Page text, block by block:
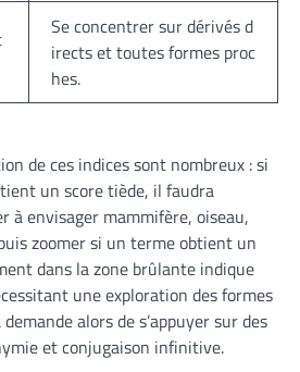
Se concentrer sur dérivés d
irects et toutes formes proc
hes.
de ces indices sont nombreux : si
un score tiède, il faudra
à envisager mammifère, oiseau,
zoomer si un terme obtient un
dans la zone brûlante indique
une exploration des formes
alors de s’appuyer sur des
et conjugaison infinitive.